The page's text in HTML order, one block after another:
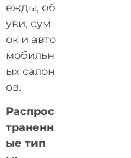
ежды, об
уви, сум
ок и авто
мобильн
ых салон
ов.
Распрос
траненн
ые тип